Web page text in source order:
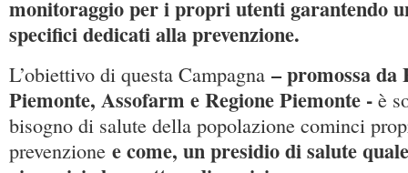
monitoraggio per i propri utenti garantendo
specifici dedicati alla prevenzione.
L’obiettivo di questa Campagna – promossa da
Piemonte, Assofarm e Regione Piemonte - è
bisogno di salute della popolazione cominci
prevenzione e come, un presidio di salute